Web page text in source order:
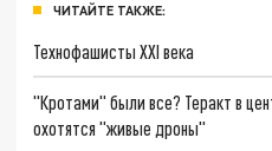
ЧИТАЙТЕ ТАКЖЕ:
Технофашисты XXI века
"Кротами" были все? Теракт в
охотятся "живые дроны"